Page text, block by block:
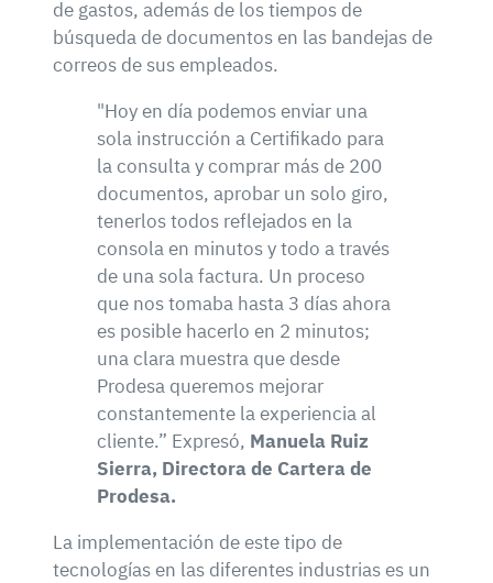
de gastos, además de los tiempos de
búsqueda de documentos en las bandejas de
correos de sus empleados.
"Hoy en día podemos enviar una
sola instrucción a Certifikado para
la consulta y comprar más de 200
documentos, aprobar un solo giro,
tenerlos todos reflejados en la
consola en minutos y todo a través
de una sola factura. Un proceso
que nos tomaba hasta 3 días ahora
es posible hacerlo en 2 minutos;
una clara muestra que desde
Prodesa queremos mejorar
constantemente la experiencia al
cliente.” Expresó, Manuela Ruiz
Sierra, Directora de Cartera de
Prodesa.
La implementación de este tipo de
tecnologías en las diferentes industrias es un